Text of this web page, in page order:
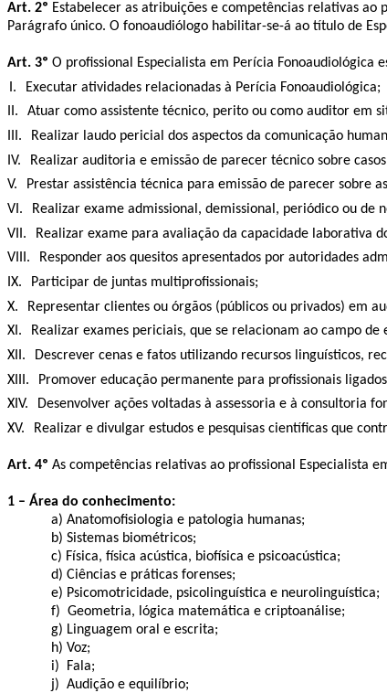
Art. 2º Estabelecer as atribuições e competências relativas
Parágrafo único. O fonoaudiólogo habilitar-se-á ao título de
Art. 3º O profissional Especialista em Perícia Fonoaudiológica
I.
Executar atividades relacionadas à Perícia Fonoaudiológica;
II.
Atuar como assistente técnico, perito ou como auditor em
III.
Realizar laudo pericial dos aspectos da comunicação
IV.
Realizar auditoria e emissão de parecer técnico sobre
V.
Prestar assistência técnica para emissão de parecer sobre
VI.
Realizar exame admissional, demissional , periódico ou de
VII.
Realizar exame para avaliação da capacidade laborativa
VIII.
Responder aos quesitos apresentados por autoridades
IX.
Participar de juntas multiprofissionais;
X.
Representar clientes ou órgãos (públicos ou privados) em
XI.
Realizar exames periciais, que se relacionam ao campo
XII.
Descrever cenas e fatos utilizando recursos linguísticos,
XIII.
Promover educação permanente para profissionais
XIV.
Desenvolver ações voltadas à assessoria e à consultoria
XV.
Realizar e divulgar estudos e pesquisas científicas que
Art. 4º As competências relativas ao profissional Especialista
1 – Área do conhecimento:
a) Anatomofisiologia e patologia humanas;
b) Sistemas biométricos;
c) Física, física acústica, biofísica e psicoacústica;
d) Ciências e práticas forenses;
e) Psicomotricidade, psicolinguística e neurolinguística;
f) Geometria, lógica matemática e criptoanálise;
g) Linguagem oral e escrita;
h) Voz;
i) Fala;
j) Audição e equilíbrio;